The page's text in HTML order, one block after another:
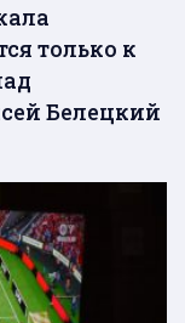
только к
Белецкий